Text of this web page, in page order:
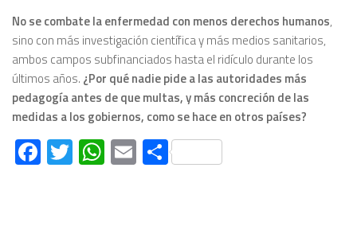
No se combate la enfermedad con menos derechos humanos,
sino con más investigación científica y más medios sanitarios,
ambos campos subfinanciados hasta el ridículo durante los
últimos años. ¿Por qué nadie pide a las autoridades más
pedagogía antes de que multas, y más concreción de las
medidas a los gobiernos, como se hace en otros países?
Facebook
Twitter
WhatsApp
EmailCompartir